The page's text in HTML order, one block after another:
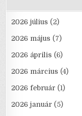
2026 július (2)
2026 május (7)
2026 április (6)
2026 március (4)
2026 február (1)
2026 január (5)